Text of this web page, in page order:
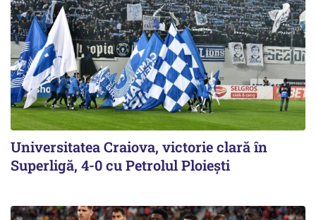
Universitatea Craiova, victorie clară în
Superligă, 4-0 cu Petrolul Ploieşti